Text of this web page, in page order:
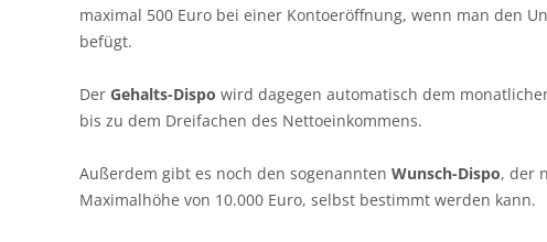
maximal 500 Euro bei einer Kontoeröffnung, wenn man den
befügt.
Der Gehalts-Dispo wird dagegen automatisch dem
bis zu dem Dreifachen des Nettoeinkommens.
Außerdem gibt es noch den sogenannten Wunsch-Dispo, der
Maximalhöhe von 10.000 Euro, selbst bestimmt werden kann.